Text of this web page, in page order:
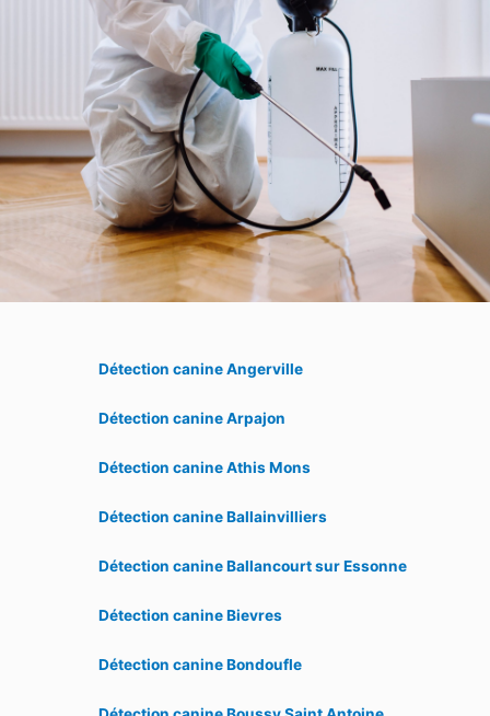
Détection canine Angerville
Détection canine Arpajon
Détection canine Athis Mons
Détection canine Ballainvilliers
Détection canine Ballancourt sur Essonne
Détection canine Bievres
Détection canine Bondoufle